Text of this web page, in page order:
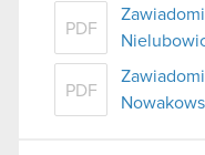
PDF
PDF